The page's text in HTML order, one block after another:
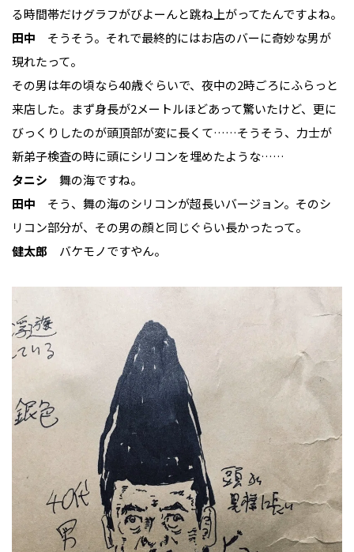
る時間帯だけグラフがびよーんと跳ね上がってたんですよね。
田中 そうそう。それで最終的にはお店のバーに奇妙な男が
現れたって。
その男は年の頃なら40歳ぐらいで、夜中の2時ごろにふらっと
来店した。まず身長が2メートルほどあって驚いたけど、更に
びっくりしたのが頭頂部が変に長くて……そうそう、力士が
新弟子検査の時に頭にシリコンを埋めたような……
タニシ 舞の海ですね。
田中 そう、舞の海のシリコンが超長いバージョン。そのシ
リコン部分が、その男の顔と同じぐらい長かったって。
健太郎 バケモノですやん。